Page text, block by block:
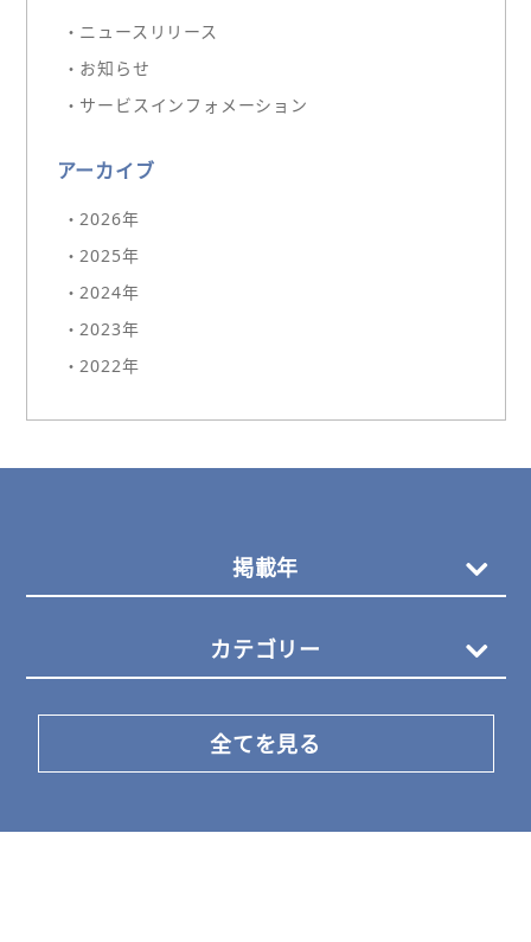
・ニュースリリース
・お知らせ
・サービスインフォメーション
アーカイブ
・2026年
・2025年
・2024年
・2023年
・2022年
掲載年
カテゴリー
全てを見る